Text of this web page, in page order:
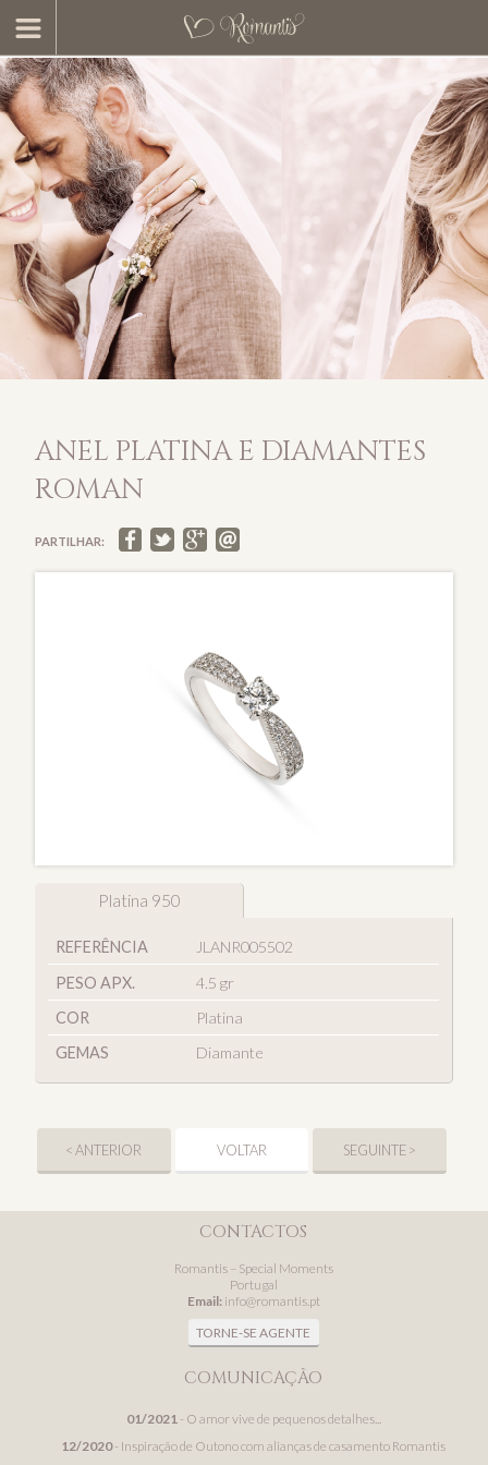
ANEL PLATINA E DIAMANTES
ROMAN
PARTILHAR:
Platina 950
REFERÊNCIA
JLANR005502
PESO APX.
4.5 gr
COR
Platina
GEMAS
Diamante
< ANTERIOR VOLTAR SEGUINTE >
CONTACTOS
Romantis – Special Moments
Portugal
Email: info@romantis.pt
TORNE-SE AGENTE
COMUNICAÇÃO
01/2021- O amor vive de pequenos detalhes...
12/2020- Inspiração de Outono com alianças de casamento Romantis